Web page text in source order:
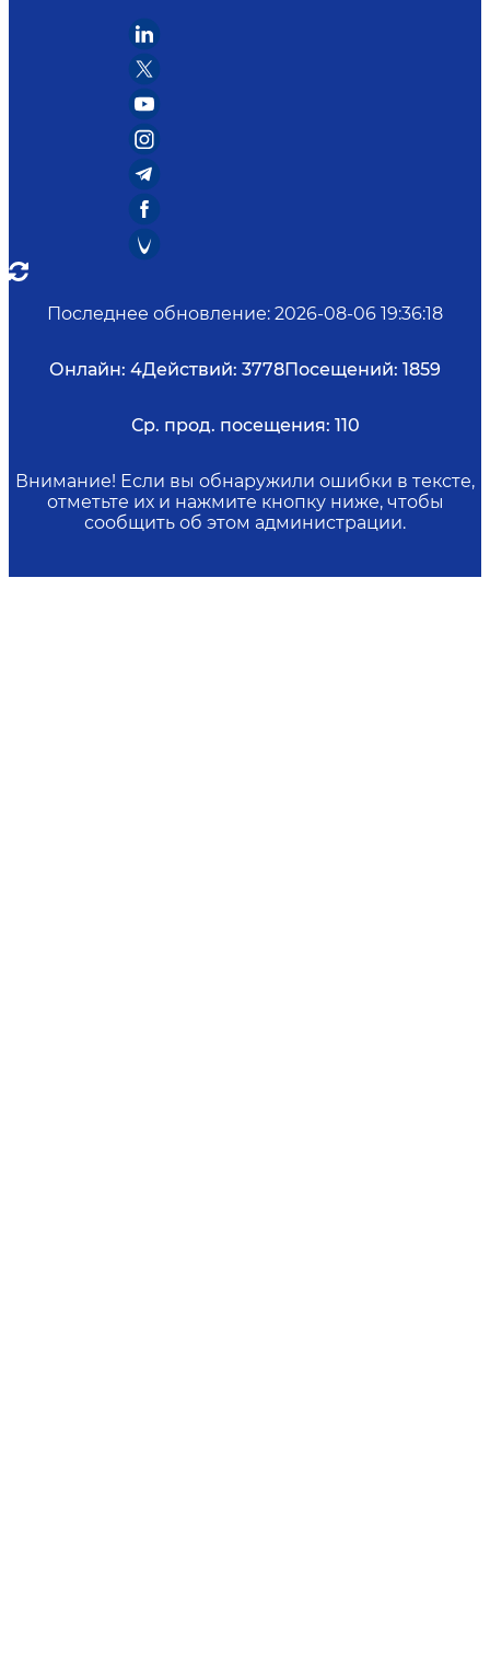
Последнее обновление: 2026-08-06 19:36:18
Онлайн: 4Действий: 3778Посещений: 1859
Ср. прод. посещения: 110
Внимание! Если вы обнаружили ошибки в тексте,
отметьте их и нажмите кнопку ниже, чтобы
сообщить об этом администрации.